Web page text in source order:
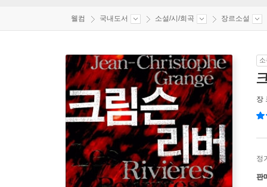
웰컴 국내도서 소설/시/희곡 장르소설
장
정
판